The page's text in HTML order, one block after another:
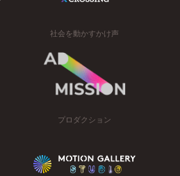
社会を動かすかけ声
プロダクション